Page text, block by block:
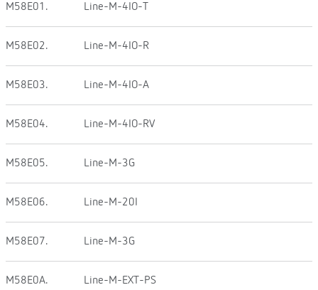
M58E01. Line-M-4IO-T
M58E02. Line-M-4IO-R
M58E03. Line-M-4IO-A
M58E04. Line-M-4IO-RV
M58E05. Line-M-3G
M58E06. Line-M-20I
M58E07. Line-M-3G
M58E0A. Line-M-EXT-PS